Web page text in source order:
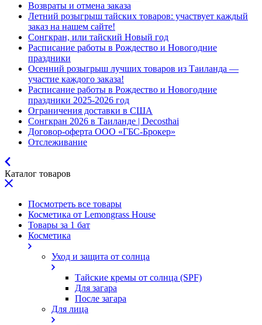
Возвраты и отмена заказа
Летний розыгрыш тайских товаров: участвует каждый
заказ на нашем сайте!
Сонгкран, или тайский Новый год
Расписание работы в Рождество и Новогодние
праздники
Осенний розыгрыш лучших товаров из Таиланда —
участие каждого заказа!
Расписание работы в Рождество и Новогодние
праздники 2025-2026 год
Ограничения доставки в США
Сонгкран 2026 в Таиланде | Decosthai
Договор-оферта ООО «ГБС-Брокер»
Отслеживание
Каталог товаров
Посмотреть все товары
Косметика от Lemongrass House
Товары за 1 бат
Косметика
Уход и защита от солнца
Тайские кремы от солнца (SPF)
Для загара
После загара
Для лица